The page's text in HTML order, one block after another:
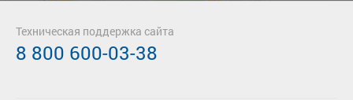
Техническая поддержка сайта
8 800 600-03-38